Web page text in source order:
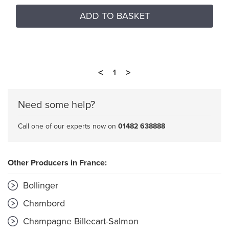
ADD TO BASKET
< 1 >
Need some help?
Call one of our experts now on 01482 638888
Other Producers in France:
Bollinger
Chambord
Champagne Billecart-Salmon